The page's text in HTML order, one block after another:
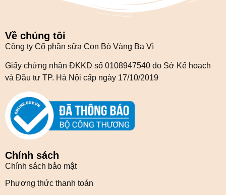
Về chúng tôi
Công ty Cổ phần sữa Con Bò Vàng Ba Vì
Giấy chứng nhận ĐKKD số 0108947540 do Sở Kế hoạch
và Đầu tư TP. Hà Nội cấp ngày 17/10/2019
Chính sách
Chính sách bảo mật
Phương thức thanh toán